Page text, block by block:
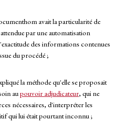
avait la particularité de
par une automatisation
des informations contenues
du procédé ;
la méthode qu'elle se proposait
aupouvoir adjudicateur, qui ne
nécessaires, d'interpréter les
qui lui était pourtant inconnu ;